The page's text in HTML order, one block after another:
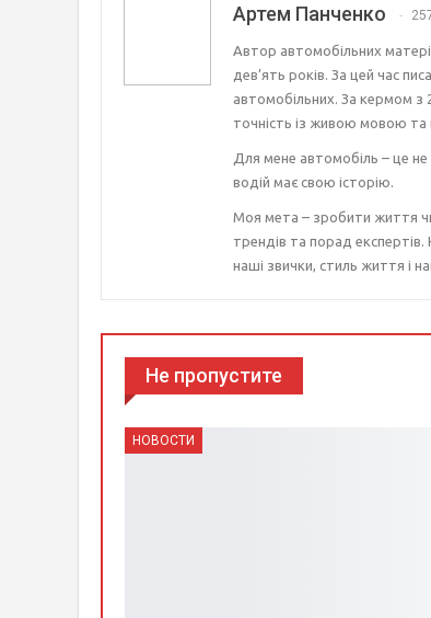
Артем Панченко
Автор автомобільних
дев’ять років. За цей час
автомобільних. За кермом з
точність із живою мовою та
Для мене автомобіль – це
водій має свою історію.
Моя мета – зробити життя
трендів та порад
наші звички, стиль життя і
Не пропустите
НОВОСТИ